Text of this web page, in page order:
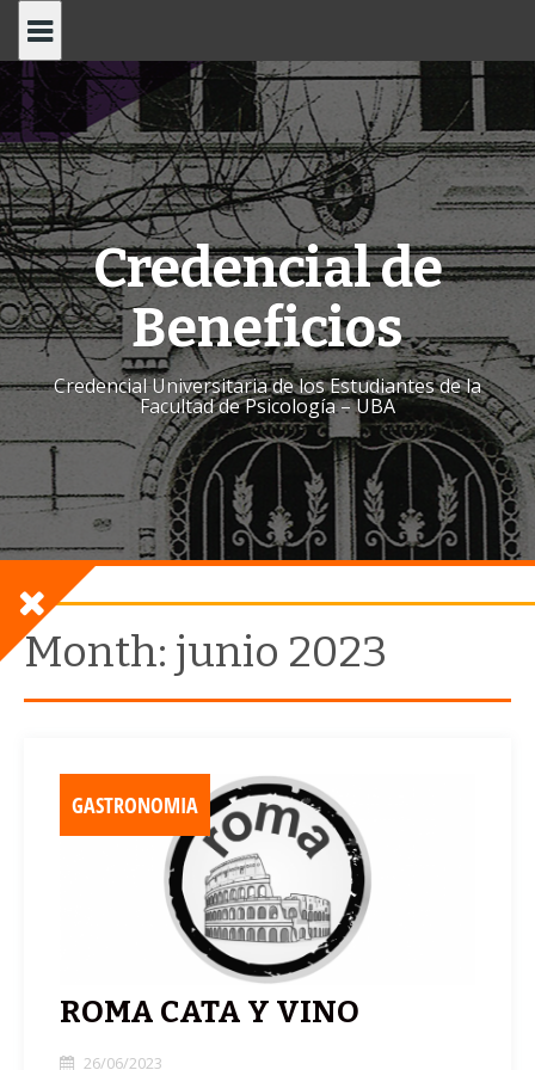
content
Credencial de
Beneficios
Credencial Universitaria de los Estudiantes de la
Facultad de Psicología – UBA
Month: junio 2023
GASTRONOMIA
ROMA CATA Y VINO
26/06/2023